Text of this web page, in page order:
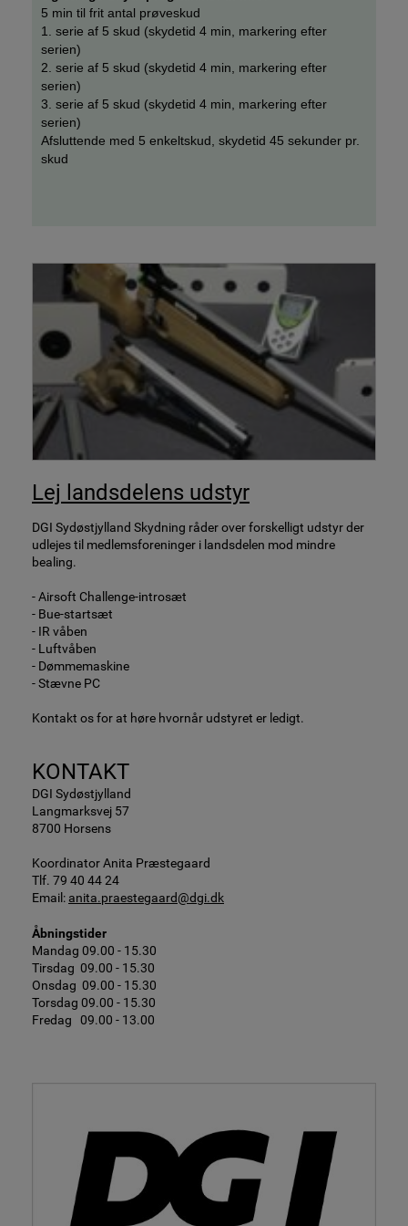
5 min til frit antal prøveskud
1. serie af 5 skud (skydetid 4 min, markering efter
serien)
2. serie af 5 skud (skydetid 4 min, markering efter
serien)
3. serie af 5 skud (skydetid 4 min, markering efter
serien)
Afsluttende med 5 enkeltskud, skydetid 45 sekunder pr.
skud
Lej landsdelens udstyr
DGI Sydøstjylland Skydning råder over forskelligt udstyr der
udlejes til medlemsforeninger i landsdelen mod mindre
bealing.
- Airsoft Challenge-introsæt
- Bue-startsæt
- IR våben
- Luftvåben
- Dømmemaskine
- Stævne PC
Kontakt os for at høre hvornår udstyret er ledigt.
KONTAKT
DGI Sydøstjylland
Langmarksvej 57
8700 Horsens
Koordinator Anita Præstegaard
Tlf. 79 40 44 24
Email: anita.praestegaard@dgi.dk
Åbningstider
Mandag 09.00 - 15.30
Tirsdag 09.00 - 15.30
Onsdag 09.00 - 15.30
Torsdag 09.00 - 15.30
Fredag 09.00 - 13.00